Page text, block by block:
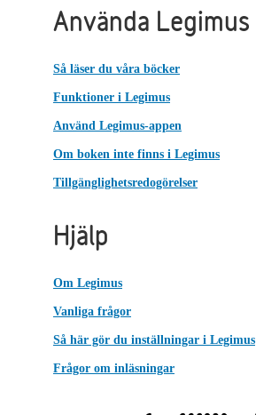
Använda Legimus
Så läser du våra böcker
Funktioner i Legimus
Använd Legimus-appen
Om boken inte finns i Legimus
Tillgänglighetsredogörelser
Hjälp
Om Legimus
Vanliga frågor
Så här gör du inställningar i Legimus
Frågor om inläsningar